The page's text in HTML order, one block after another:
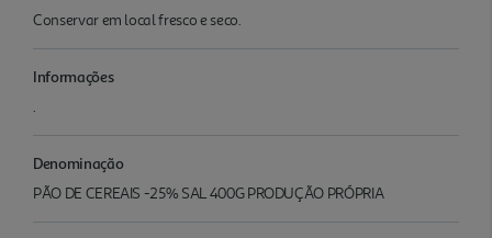
Conservar em local fresco e seco.
Informações
.
Denominação
PÃO DE CEREAIS -25% SAL 400G PRODUÇÃO PRÓPRIA